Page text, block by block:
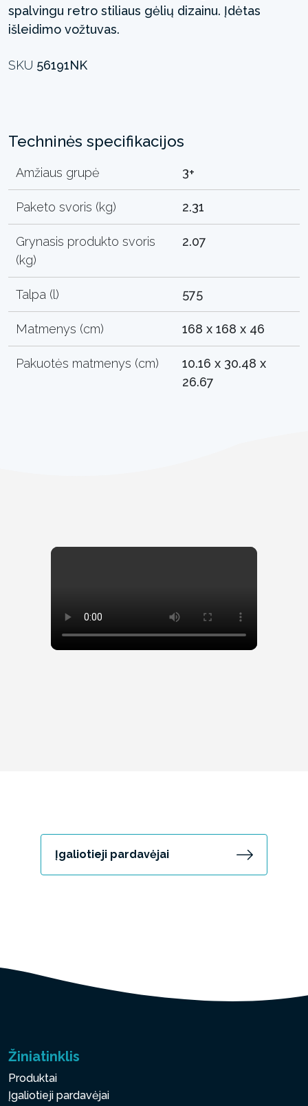
spalvingu retro stiliaus gėlių dizainu. Įdėtas
išleidimo vožtuvas.
SKU 56191NK
Techninės specifikacijos
Amžiaus grupė 3+
Paketo svoris (kg) 2.31
Grynasis produkto svoris
(kg)
2.07
Talpa (l) 575
Matmenys (cm) 168 x 168 x 46
Pakuotės matmenys (cm)
10.16 x 30.48 x
26.67
Įgaliotieji pardavėjai
Žiniatinklis
Produktai
Įgaliotieji pardavėjai